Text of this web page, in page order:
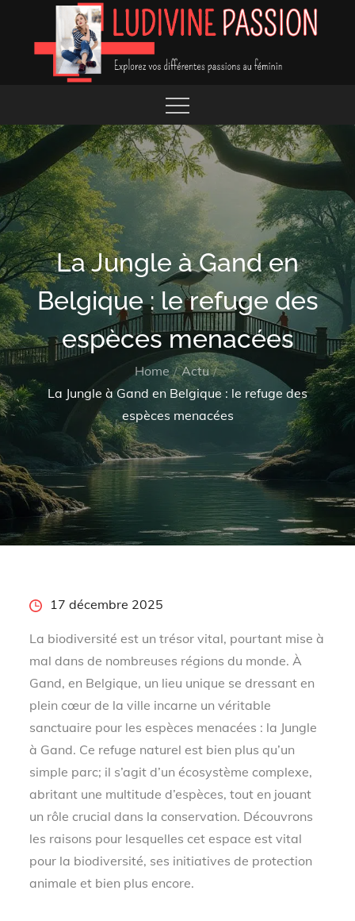
content
LUDIVINE PASSION
La Jungle à Gand en
Belgique : le refuge des
espèces menacées
Home
Actu
La Jungle à Gand en Belgique : le refuge des
espèces menacées
Posted17 décembre 2025
La biodiversité est un trésor vital, pourtant mise à
mal dans de nombreuses régions du monde. À
Gand, en Belgique, un lieu unique se dressant en
plein cœur de la ville incarne un véritable
sanctuaire pour les espèces menacées : la Jungle
à Gand. Ce refuge naturel est bien plus qu’un
simple parc; il s’agit d’un écosystème complexe,
abritant une multitude d’espèces, tout en jouant
un rôle crucial dans la conservation. Découvrons
les raisons pour lesquelles cet espace est vital
pour la biodiversité, ses initiatives de protection
animale et bien plus encore.